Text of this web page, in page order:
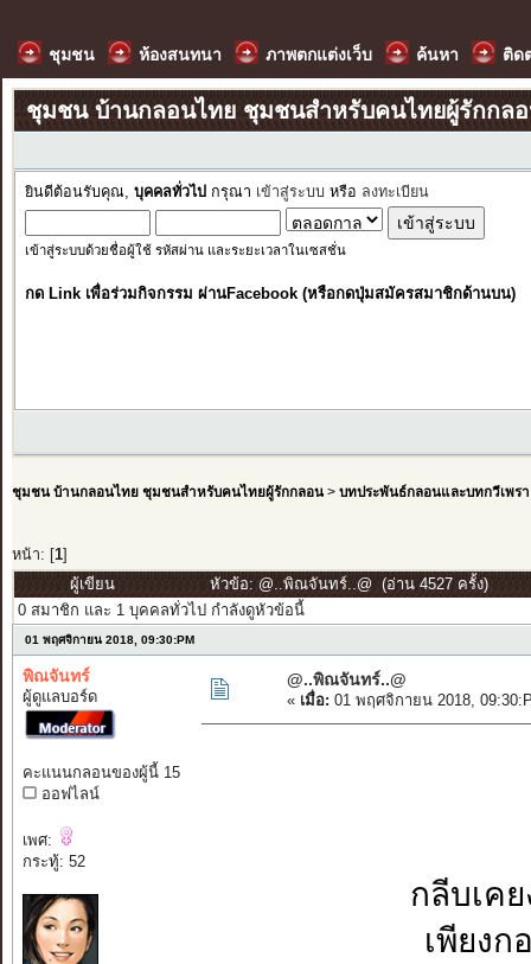
ชุมชน ห้องสนทนา ภาพตกแต่งเว็บ ค้นหา ติด
ชุมชน บ้านกลอนไทย ชุมชนสำหรับคนไทยผู้รักกล
ยินดีต้อนรับคุณ, บุคคลทั่วไป กรุณา เข้าสู่ระบบ หรือ ลงทะเบียน
เข้าสู่ระบบด้วยชื่อผู้ใช้ รหัสผ่าน และระยะเวลาในเซสชั่น
กด Link เพื่อร่วมกิจกรรม ผ่านFacebook (หรือกดปุ่มสมัครสมาชิกด้านบน)
ชุมชน บ้านกลอนไทย ชุมชนสำหรับคนไทยผู้รักกลอน> บทประพันธ์กลอนและบทกวีเพรา
หน้า: [ 1]
ผู้เขียน
หัวข้อ: @..พิณจันทร์..@ (อ่าน 4527 ครั้ง)
0 สมาชิก และ 1 บุคคลทั่วไป กำลังดูหัวข้อนี้
01 พฤศจิกายน 2018, 09:30:PM
พิณจันทร์
ผู้ดูแลบอร์ด
คะแนนกลอนของผู้นี้ 15
ออฟไลน์
เพศ:
กระทู้: 52
@..พิณจันทร์..@
« เมื่อ: 01 พฤศจิกายน 2018,
กลีบเค
เพียงก